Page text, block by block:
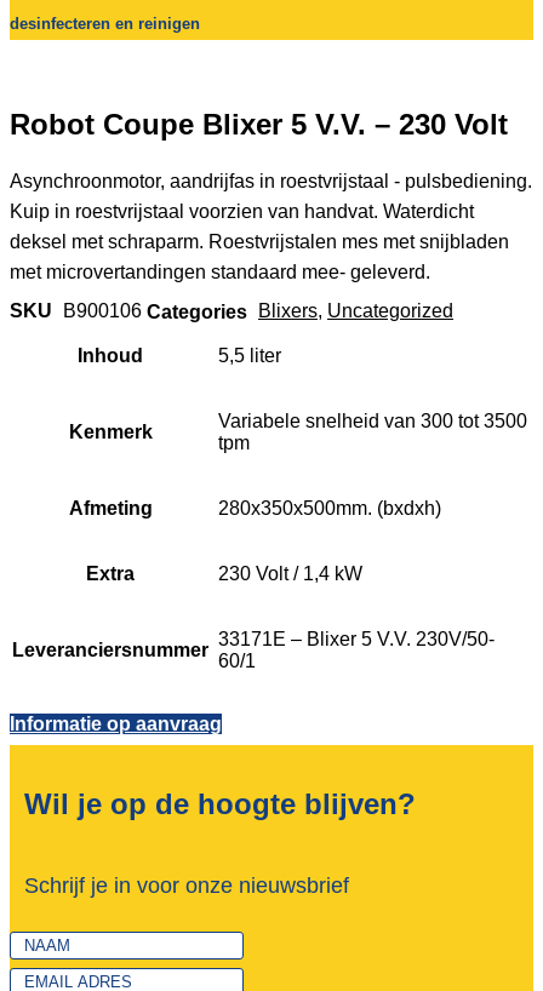
desinfecteren en reinigen
Robot Coupe Blixer 5 V.V. – 230 Volt
Asynchroonmotor, aandrijfas in roestvrijstaal - pulsbediening.
Kuip in roestvrijstaal voorzien van handvat. Waterdicht
deksel met schraparm. Roestvrijstalen mes met snijbladen
met microvertandingen standaard mee- geleverd.
SKU
B900106 Categories Blixers, Uncategorized
Inhoud 5,5 liter
Kenmerk
Variabele snelheid van 300 tot 3500
tpm
Afmeting 280x350x500mm. (bxdxh)
Extra 230 Volt / 1,4 kW
Leveranciersnummer
33171E – Blixer 5 V.V. 230V/50-
60/1
Informatie op aanvraag
Wil je op de hoogte blijven?
Schrijf je in voor onze nieuwsbrief